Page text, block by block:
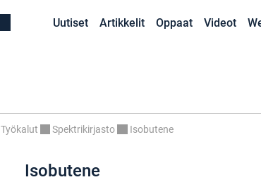
Uutiset Artikkelit Oppaat Videot
Työkalut Spektrikirjasto Isobutene
Isobutene